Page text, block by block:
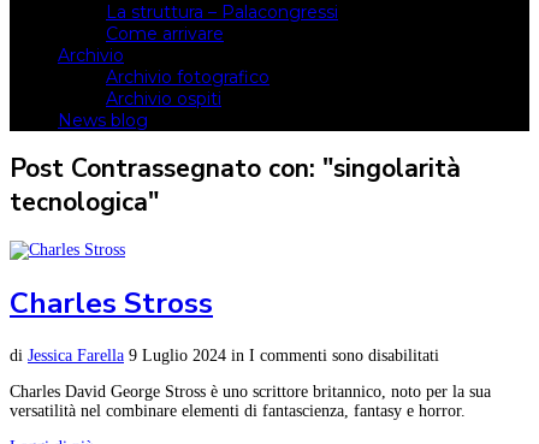
La struttura – Palacongressi
Come arrivare
Archivio
Archivio fotografico
Archivio ospiti
News blog
Post Contrassegnato con: "singolarità
tecnologica"
Charles Stross
di Jessica Farella 9 Luglio 2024 in I commenti sono disabilitati
Charles David George Stross è uno scrittore britannico, noto per la sua
versatilità nel combinare elementi di fantascienza, fantasy e horror.